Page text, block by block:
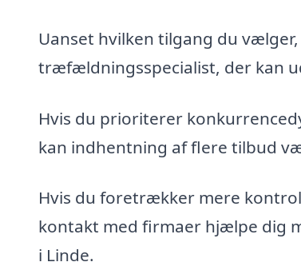
Uanset hvilken tilgang du
træfældningsspecialist, der kan
Hvis du prioriterer
kan indhentning af flere tilbud
Hvis du foretrækker mere
kontakt med firmaer hjælpe dig
i Linde.